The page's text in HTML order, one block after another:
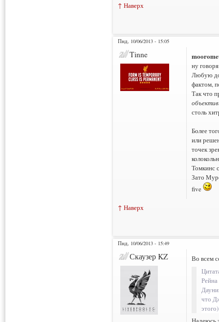
↑ Наверх
Пнд, 10/06/2013 - 15:05
Tinne
ну
Любую
фактом,
Так что
столь
Более
или
точек
Томкинс
Зато
five
↑ Наверх
Пнд, 10/06/2013 - 15:49
Скаузер KZ
Во всем
что